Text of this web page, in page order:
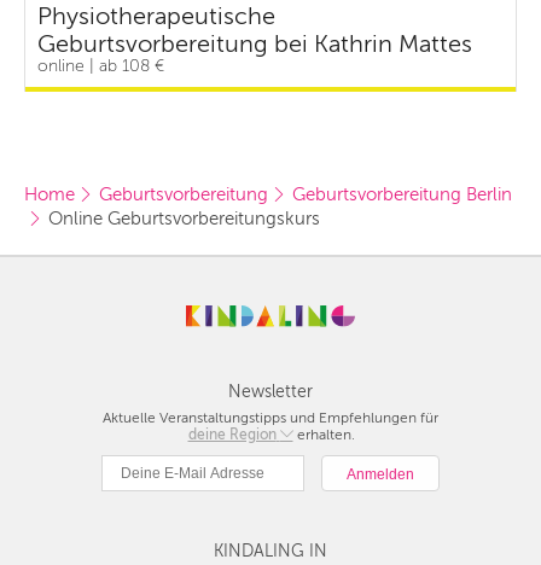
Physiotherapeutische
Geburtsvorbereitung bei Kathrin Mattes
online | ab 108 €
Home Geburtsvorbereitung
Geburtsvorbereitung Berlin
Online Geburtsvorbereitungskurs
Newsletter
Aktuelle Veranstaltungstipps und Empfehlungen für
deine Region
Berlin
München
Hamburg
Köln
erhalten.
KINDALING IN